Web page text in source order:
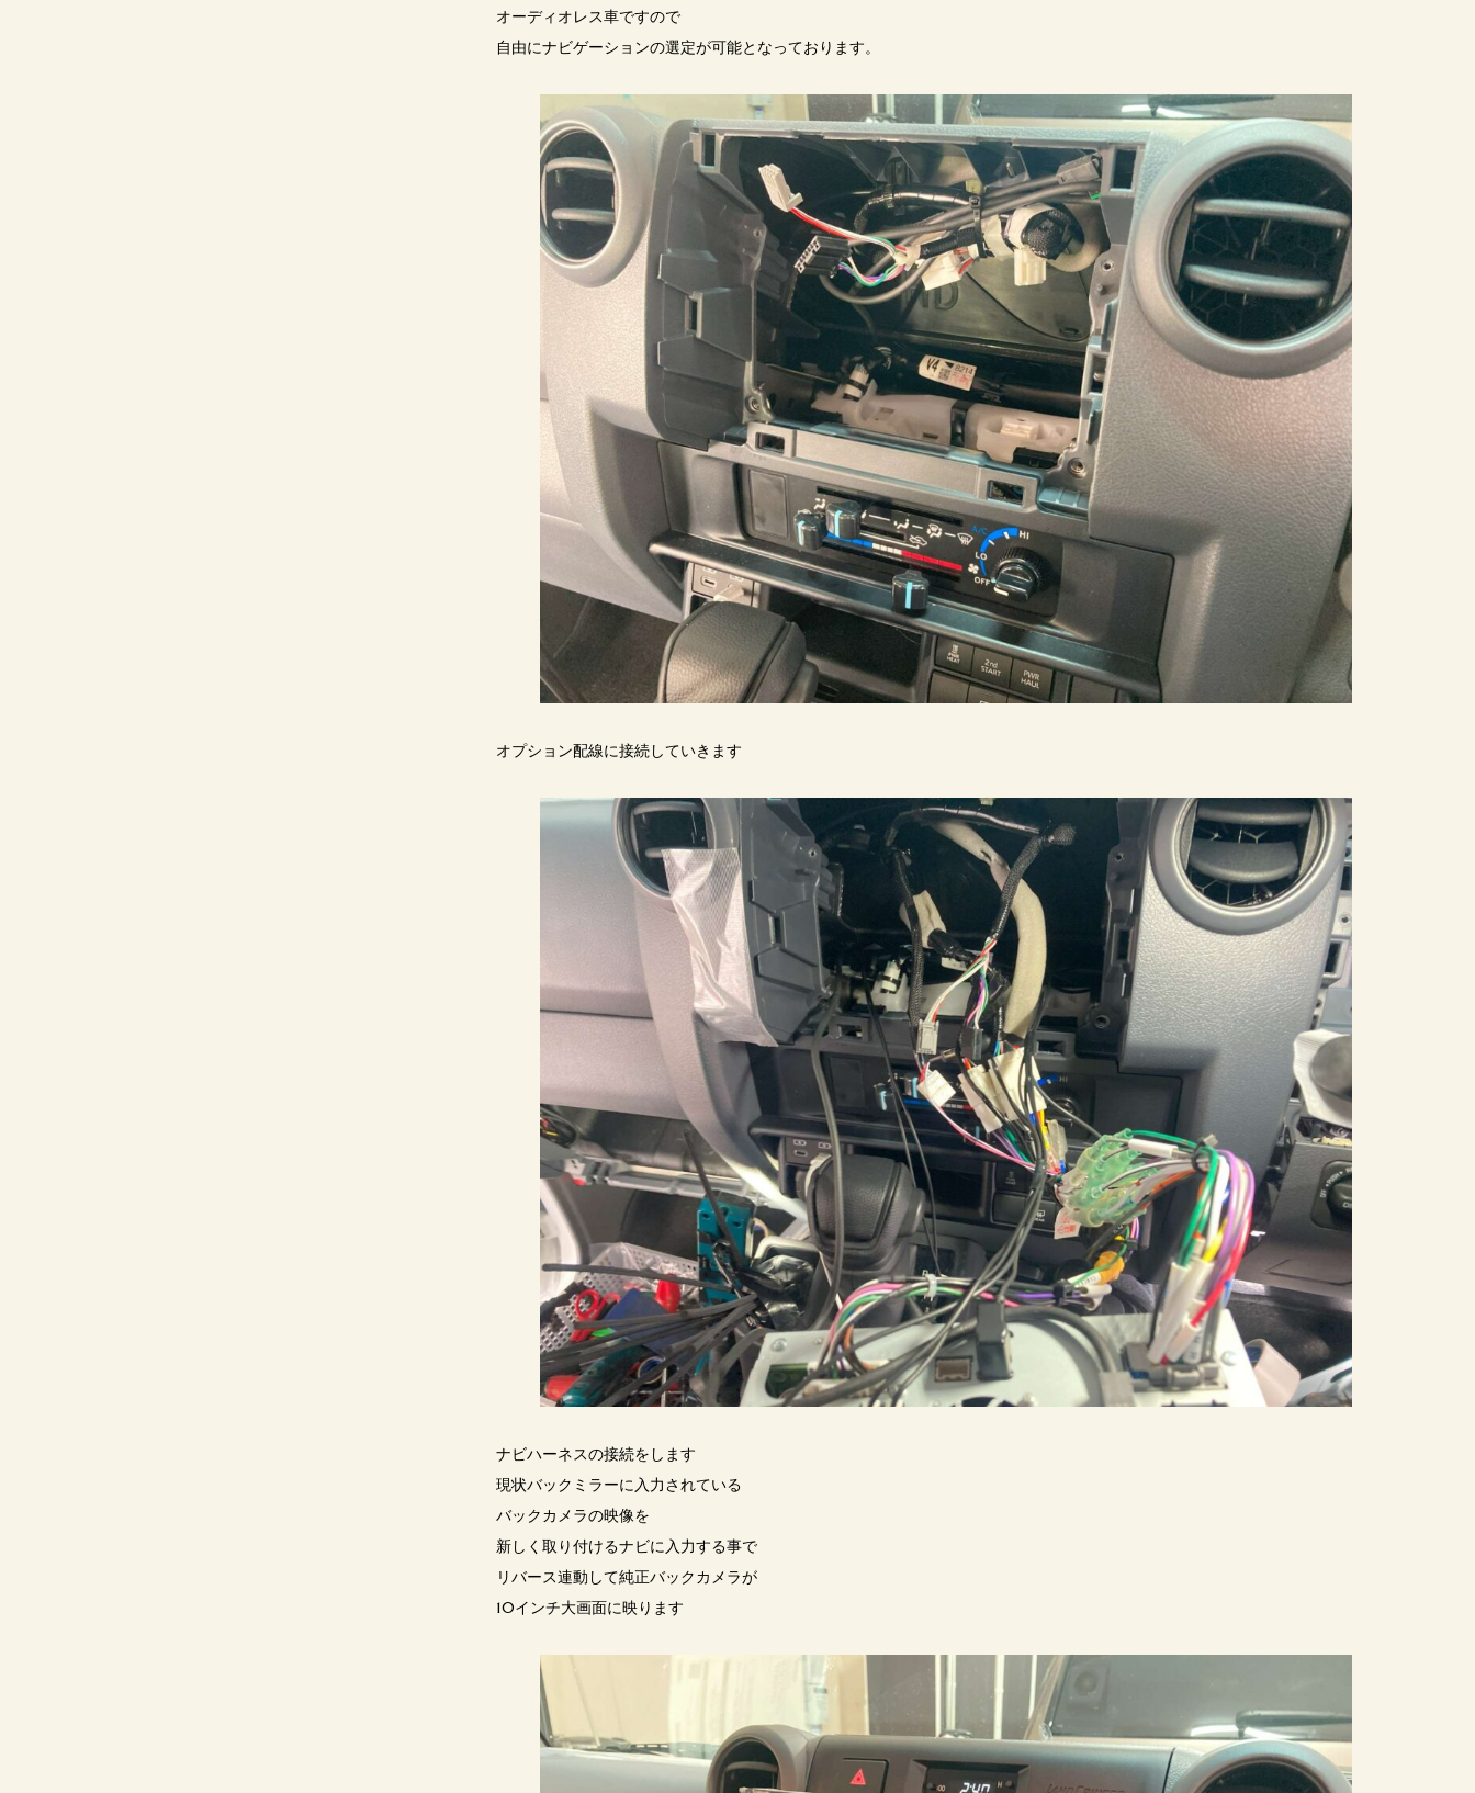
オーディオレス車ですので
自由にナビゲーションの選定が可能となっております。
オプション配線に接続していきます
ナビハーネスの接続をします
現状バックミラーに入力されている
バックカメラの映像を
新しく取り付けるナビに入力する事で
リバース連動して純正バックカメラが
10インチ大画面に映ります